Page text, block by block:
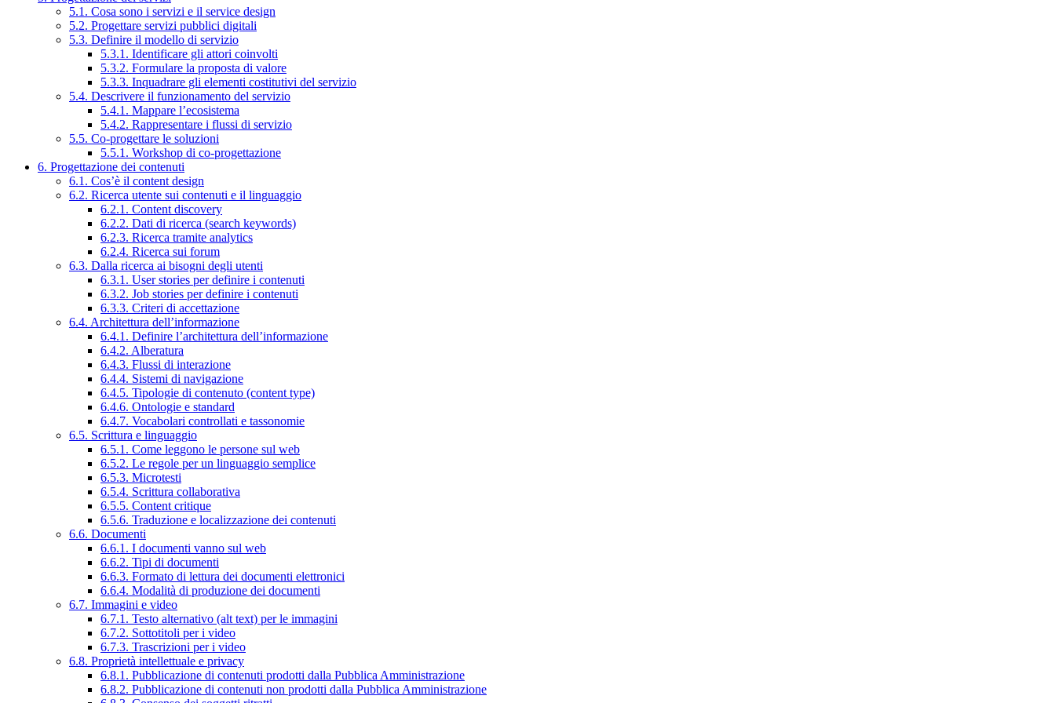
5.1. Cosa sono i servizi e il service design
5.2. Progettare servizi pubblici digitali
5.3. Definire il modello di servizio
5.3.1. Identificare gli attori coinvolti
5.3.2. Formulare la proposta di valore
5.3.3. Inquadrare gli elementi costitutivi del servizio
5.4. Descrivere il funzionamento del servizio
5.4.1. Mappare l’ecosistema
5.4.2. Rappresentare i flussi di servizio
5.5. Co-progettare le soluzioni
5.5.1. Workshop di co-progettazione
6. Progettazione dei contenuti
6.1. Cos’è il content design
6.2. Ricerca utente sui contenuti e il linguaggio
6.2.1. Content discovery
6.2.2. Dati di ricerca (search keywords)
6.2.3. Ricerca tramite analytics
6.2.4. Ricerca sui forum
6.3. Dalla ricerca ai bisogni degli utenti
6.3.1. User stories per definire i contenuti
6.3.2. Job stories per definire i contenuti
6.3.3. Criteri di accettazione
6.4. Architettura dell’informazione
6.4.1. Definire l’architettura dell’informazione
6.4.2. Alberatura
6.4.3. Flussi di interazione
6.4.4. Sistemi di navigazione
6.4.5. Tipologie di contenuto (content type)
6.4.6. Ontologie e standard
6.4.7. Vocabolari controllati e tassonomie
6.5. Scrittura e linguaggio
6.5.1. Come leggono le persone sul web
6.5.2. Le regole per un linguaggio semplice
6.5.3. Microtesti
6.5.4. Scrittura collaborativa
6.5.5. Content critique
6.5.6. Traduzione e localizzazione dei contenuti
6.6. Documenti
6.6.1. I documenti vanno sul web
6.6.2. Tipi di documenti
6.6.3. Formato di lettura dei documenti elettronici
6.6.4. Modalità di produzione dei documenti
6.7. Immagini e video
6.7.1. Testo alternativo (alt text) per le immagini
6.7.2. Sottotitoli per i video
6.7.3. Trascrizioni per i video
6.8. Proprietà intellettuale e privacy
6.8.1. Pubblicazione di contenuti prodotti dalla Pubblica Amministrazione
6.8.2. Pubblicazione di contenuti non prodotti dalla Pubblica Amministrazione